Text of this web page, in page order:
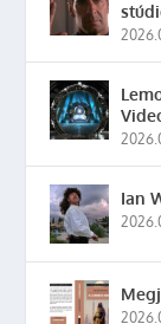
Ian